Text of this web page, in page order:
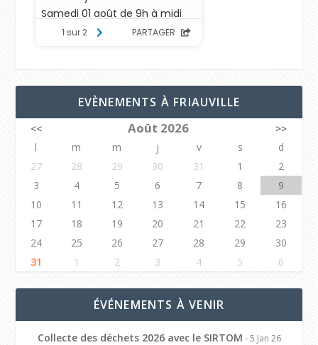
EVÈNEMENTS À FRIAUVILLE
<< Août 2026
>>
l
m m j v s
d
27
28 29 30 31 1
2
3
4 5 6 7 8
9
10
11 12 13 14 15
16
17
18 19 20 21 22
23
24
25 26 27 28 29
30
31
1 2 3 4 5 6
ÉVÉNEMENTS À VENIR
Collecte des déchets 2026 avec le SIRTOM - 5 Jan 26